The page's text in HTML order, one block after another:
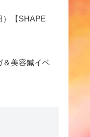
）【SHAPE
＆美容鍼イベ